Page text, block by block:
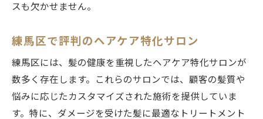
スも欠かせません。
練馬区で評判のヘアケア特化サロン
練馬区には、髪の健康を重視したヘアケア特化サロンが
数多く存在します。これらのサロンでは、顧客の髪質や
悩みに応じたカスタマイズされた施術を提供していま
す。特に、ダメージを受けた髪に最適なトリートメント